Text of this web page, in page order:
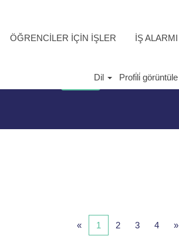
ÖĞRENCİLER İÇİN İŞLER İŞ ALARMI
Dil Profi̇li̇ görüntüle
« 1 2 3 4 »